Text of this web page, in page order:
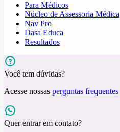
Para Médicos
Núcleo de Assessoria Médica
Nav Pro
Dasa Educa
Resultados
Você tem dúvidas?
Acesse nossas perguntas frequentes
Quer entrar em contato?